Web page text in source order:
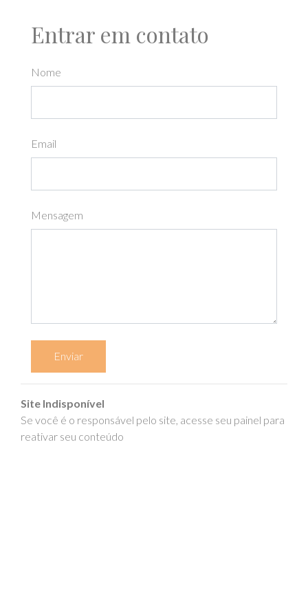
Entrar em contato
Nome
Email
Mensagem
Enviar
Site Indisponível
Se você é o responsável pelo site, acesse seu painel para
reativar seu conteúdo